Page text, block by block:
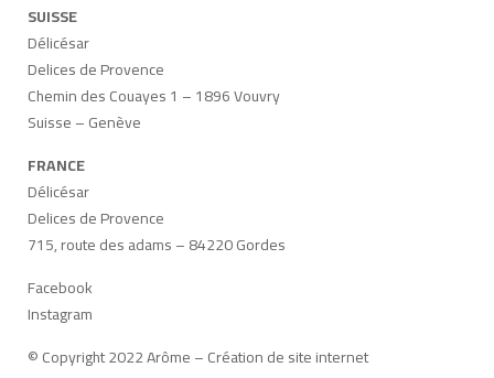
SUISSE
Délicésar
Delices de Provence
Chemin des Couayes 1 – 1896 Vouvry
Suisse – Genève
FRANCE
Délicésar
Delices de Provence
715, route des adams – 84220 Gordes
Facebook
Instagram
© Copyright 2022 Arôme –Création de site internet